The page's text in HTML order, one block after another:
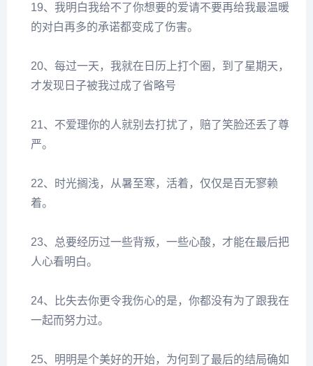
19、我明白我给不了你想要的爱请不要再给我最温暖
的对白再多的承诺都变成了伤害。
20、每过一天，我就在日历上打个圈，到了星期天，
才发现日子被我过成了省略号
21、不爱理你的人就别去打扰了，赔了笑脸还丢了尊
严。
22、时光搁浅，从暑至寒，活着，仅仅是百无寥赖
着。
23、总要经历过一些背叛，一些心酸，才能在最后把
人心看明白。
24、比失去你更令我伤心的是，你都没有为了跟我在
一起而努力过。
25、明明是个美好的开始，为何到了最后的结局确如